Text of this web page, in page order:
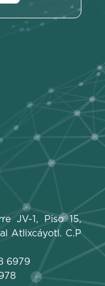
JV-1, Piso 15,
Atlixcáyotl. C.P
6979